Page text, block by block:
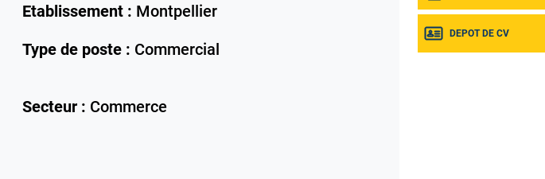
DEPOT DE CV
Etablissement : Montpellier
Type de poste : Commercial
Secteur : Commerce